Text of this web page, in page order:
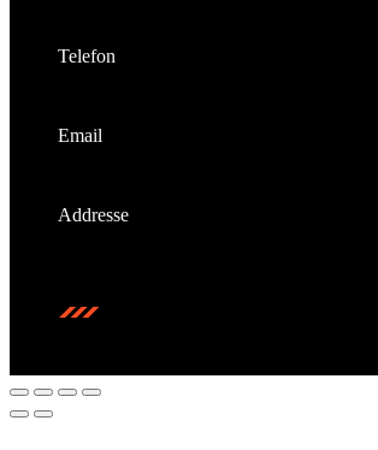
Telefon
Email
Addresse